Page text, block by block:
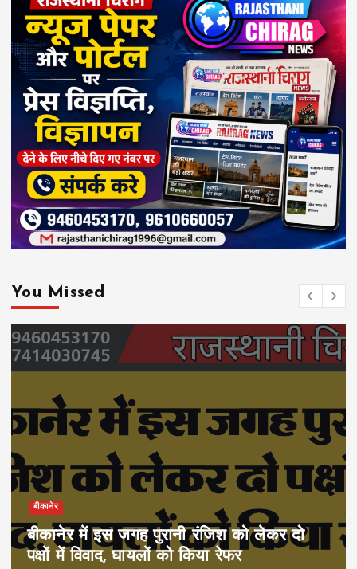
You Missed
बीकानेर
बीकानेर में इस जगह पुरानी रंजिश को लेकर दो
पक्षों में विवाद, घायलों को किया रेफर